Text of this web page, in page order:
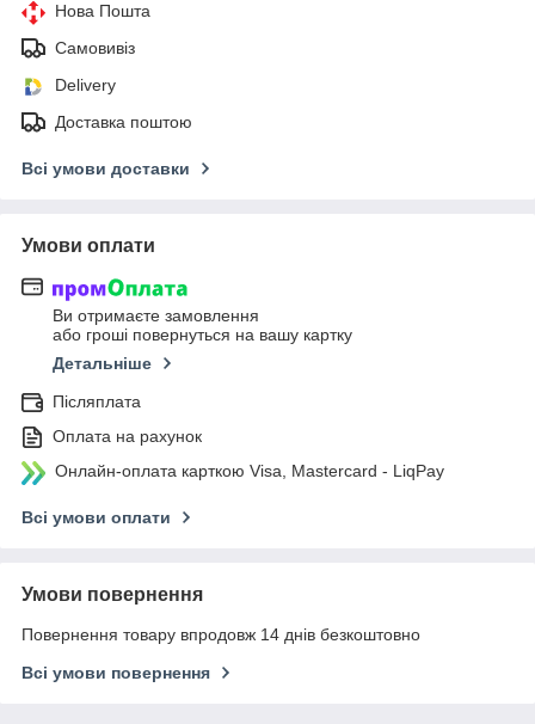
Нова Пошта
Самовивіз
Delivery
Доставка поштою
Всі умови доставки
Умови оплати
Ви отримаєте замовлення
або гроші повернуться на вашу картку
Детальніше
Післяплата
Оплата на рахунок
Онлайн-оплата карткою Visa, Mastercard - LiqPay
Всі умови оплати
Умови повернення
Повернення товару впродовж 14 днів безкоштовно
Всі умови повернення